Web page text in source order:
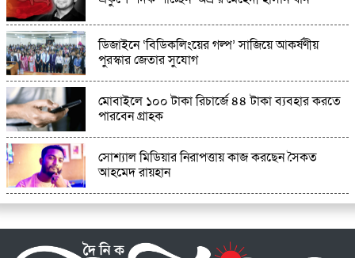
ডিজাইনে ‘বিডিকলিংয়ের গল্প’ সাজিয়ে আকর্ষণীয়
পুরস্কার জেতার সুযোগ
মোবাইলে ১০০ টাকা রিচার্জে ৪৪ টাকা ব্যবহার করতে
পারবেন গ্রাহক
সোশ্যাল মিডিয়ার নিরাপত্তায় কাজ করছেন সৈকত
আহমেদ রায়হান